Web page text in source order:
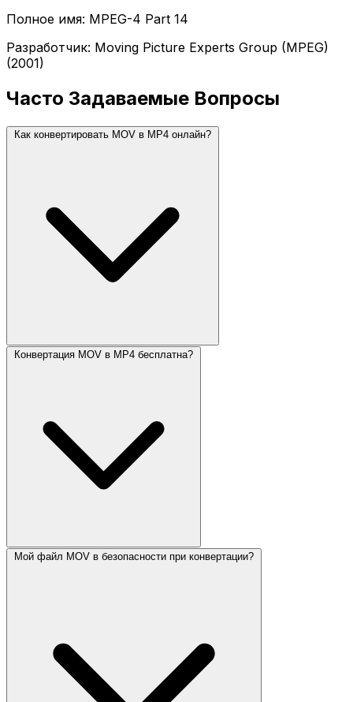
Полное имя: MPEG-4 Part 14
Разработчик: Moving Picture Experts Group (MPEG)
(2001)
Часто Задаваемые Вопросы
Как конвертировать MOV в MP4 онлайн?
Конвертация MOV в MP4 бесплатна?
Мой файл MOV в безопасности при конвертации?